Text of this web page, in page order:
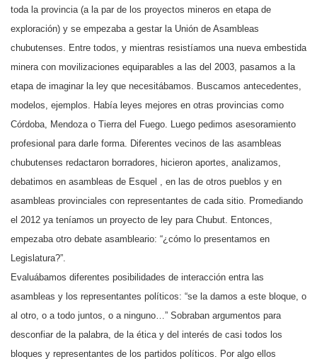
toda la provincia (a la par de los proyectos mineros en etapa de
exploración) y se empezaba a gestar la Unión de Asambleas
chubutenses. Entre todos, y mientras resistíamos una nueva embestida
minera con movilizaciones equiparables a las del 2003, pasamos a la
etapa de imaginar la ley que necesitábamos. Buscamos antecedentes,
modelos, ejemplos. Había leyes mejores en otras provincias como
Córdoba, Mendoza o Tierra del Fuego. Luego pedimos asesoramiento
profesional para darle forma. Diferentes vecinos de las asambleas
chubutenses redactaron borradores, hicieron aportes, analizamos,
debatimos en asambleas de Esquel , en las de otros pueblos y en
asambleas provinciales con representantes de cada sitio. Promediando
el 2012 ya teníamos un proyecto de ley para Chubut. Entonces,
empezaba otro debate asambleario: “¿cómo lo presentamos en
Legislatura?”.
Evaluábamos diferentes posibilidades de interacción entra las
asambleas y los representantes políticos: “se la damos a este bloque, o
al otro, o a todo juntos, o a ninguno…” Sobraban argumentos para
desconfiar de la palabra, de la ética y del interés de casi todos los
bloques y representantes de los partidos políticos. Por algo ellos